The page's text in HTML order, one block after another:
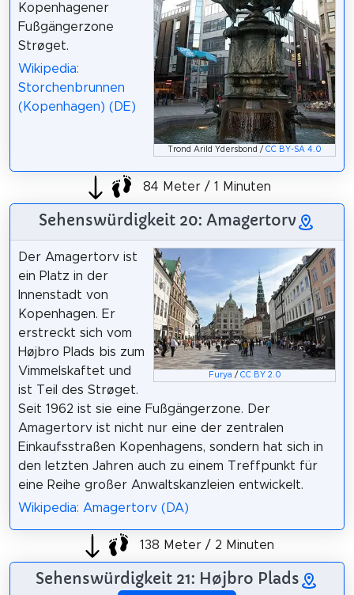
Trond Arild Ydersbond /CC BY-SA 4.0
Kopenhagener
Fußgängerzone
Strøget.
Wikipedia:
Storchenbrunnen
(Kopenhagen) (DE)
84 Meter / 1 Minuten
Sehenswürdigkeit 20: Amagertorv
Furya / CC BY 2.0
Der Amagertorv ist
ein Platz in der
Innenstadt von
Kopenhagen. Er
erstreckt sich vom
Højbro Plads bis zum
Vimmelskaftet und
ist Teil des Strøget.
Seit 1962 ist sie eine Fußgängerzone. Der
Amagertorv ist nicht nur eine der zentralen
Einkaufsstraßen Kopenhagens, sondern hat sich in
den letzten Jahren auch zu einem Treffpunkt für
eine Reihe großer Anwaltskanzleien entwickelt.
Wikipedia: Amagertorv (DA)
138 Meter / 2 Minuten
Sehenswürdigkeit 21: Højbro Plads